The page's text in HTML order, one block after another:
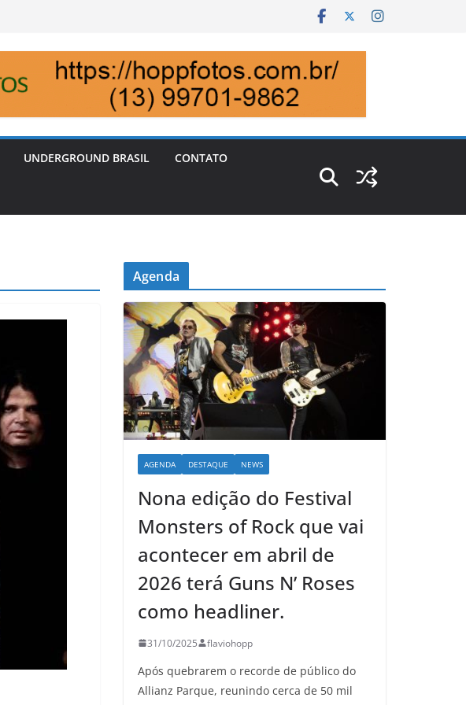
UNDERGROUND BRASIL CONTATO
Agenda
AGENDA DESTAQUE NEWS
Nona edição do Festival
Monsters of Rock que vai
acontecer em abril de
2026 terá Guns N’ Roses
como headliner.
31/10/2025 flaviohopp
Após quebrarem o recorde de público do
Allianz Parque, reunindo cerca de 50 mil